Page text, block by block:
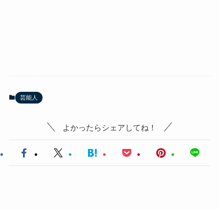
芸能人
よかったらシェアしてね！